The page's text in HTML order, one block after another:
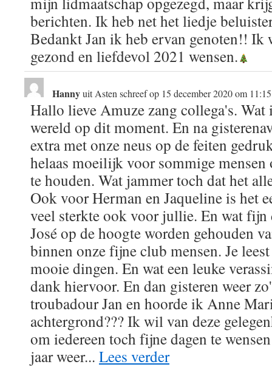
berichten. Ik heb net het liedje
Bedankt Jan ik heb ervan genoten!! Ik
gezond en liefdevol 2021 wensen.
Hannyuit Asten schreef op 15 december 2020om 11:15
Hallo lieve Amuze zang collega's. Wat
wereld op dit moment. En na
extra met onze neus op de feiten
helaas moeilijk voor sommige mensen
te houden. Wat jammer toch dat het
Ook voor Herman en Jaqueline is het
veel sterkte ook voor jullie. En wat
José op de hoogte worden gehouden
binnen onze fijne club mensen. Je
mooie dingen. En wat een leuke
dank hiervoor. En dan gisteren weer
troubadour Jan en hoorde ik Anne
achtergrond??? Ik wil van deze
om iedereen toch fijne dagen te
jaar weer... Lees verder